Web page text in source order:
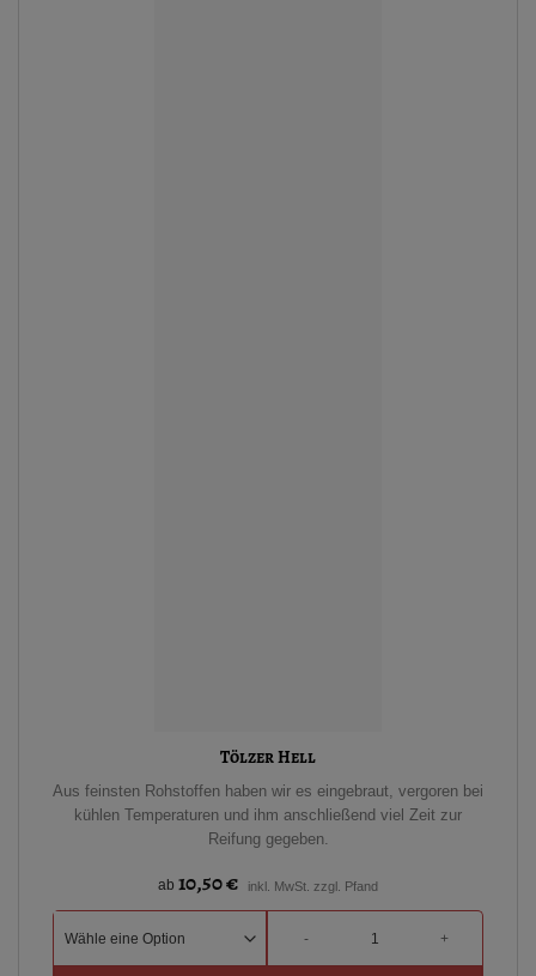
Tölzer Hell
Aus feinsten Rohstoffen haben wir es eingebraut, vergoren bei
kühlen Temperaturen und ihm anschließend viel Zeit zur
Reifung gegeben.
ab 10,50€ inkl. MwSt. zzgl. Pfand